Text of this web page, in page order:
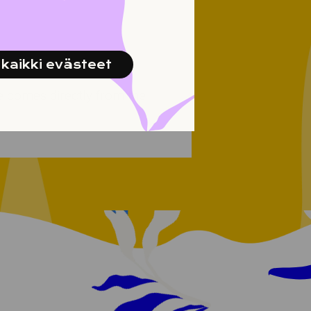
evästeet
directly from the